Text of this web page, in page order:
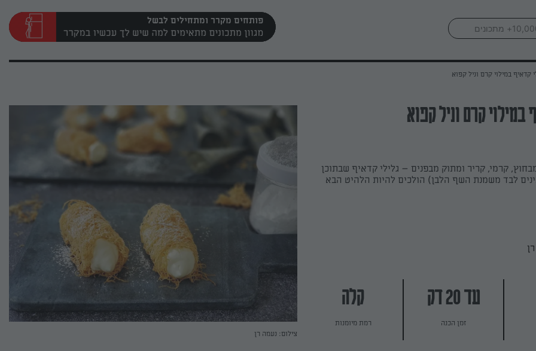
פותחים מקרר ומתחילים לבשל
קדאיף במילוי קרם וניל קפוא
במילוי קרם וניל קפוא
קרמי, קריר ומתוק מבפנים – גלילי קדאיף שבתוכן
לבד משמנת השף הלבן) הולכים להיות הלהיט הבא
עד 20 דק
זמן הכנה
קלה
רמת מיומנות
צילום: נעמה רן